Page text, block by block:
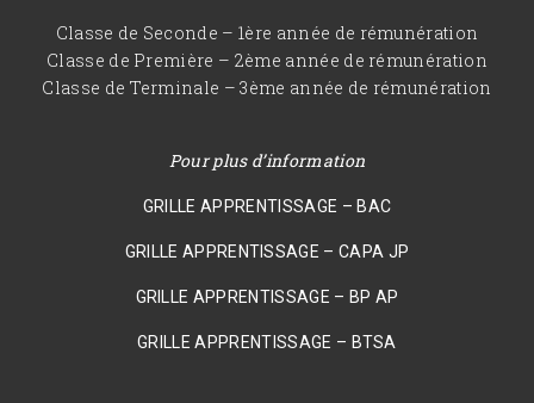
Classe de Seconde – 1ère année de rémunération
Classe de Première – 2ème année de rémunération
Classe de Terminale – 3ème année de rémunération
Pour plus d’information
GRILLE APPRENTISSAGE – BAC
GRILLE APPRENTISSAGE – CAPA JP
GRILLE APPRENTISSAGE – BP AP
GRILLE APPRENTISSAGE – BTSA